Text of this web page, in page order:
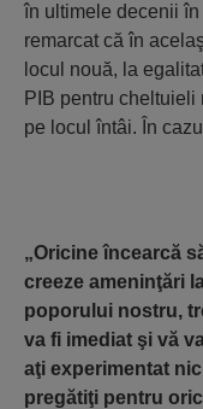
în ultimele decenii
remarcat că în
locul nouă, la
PIB pentru cheltuieli
pe locul întâi. În
„Oricine încearcă s
creeze ameninţări
poporului nostru,
va fi imediat şi vă
aţi experimentat
pregătiţi pentru